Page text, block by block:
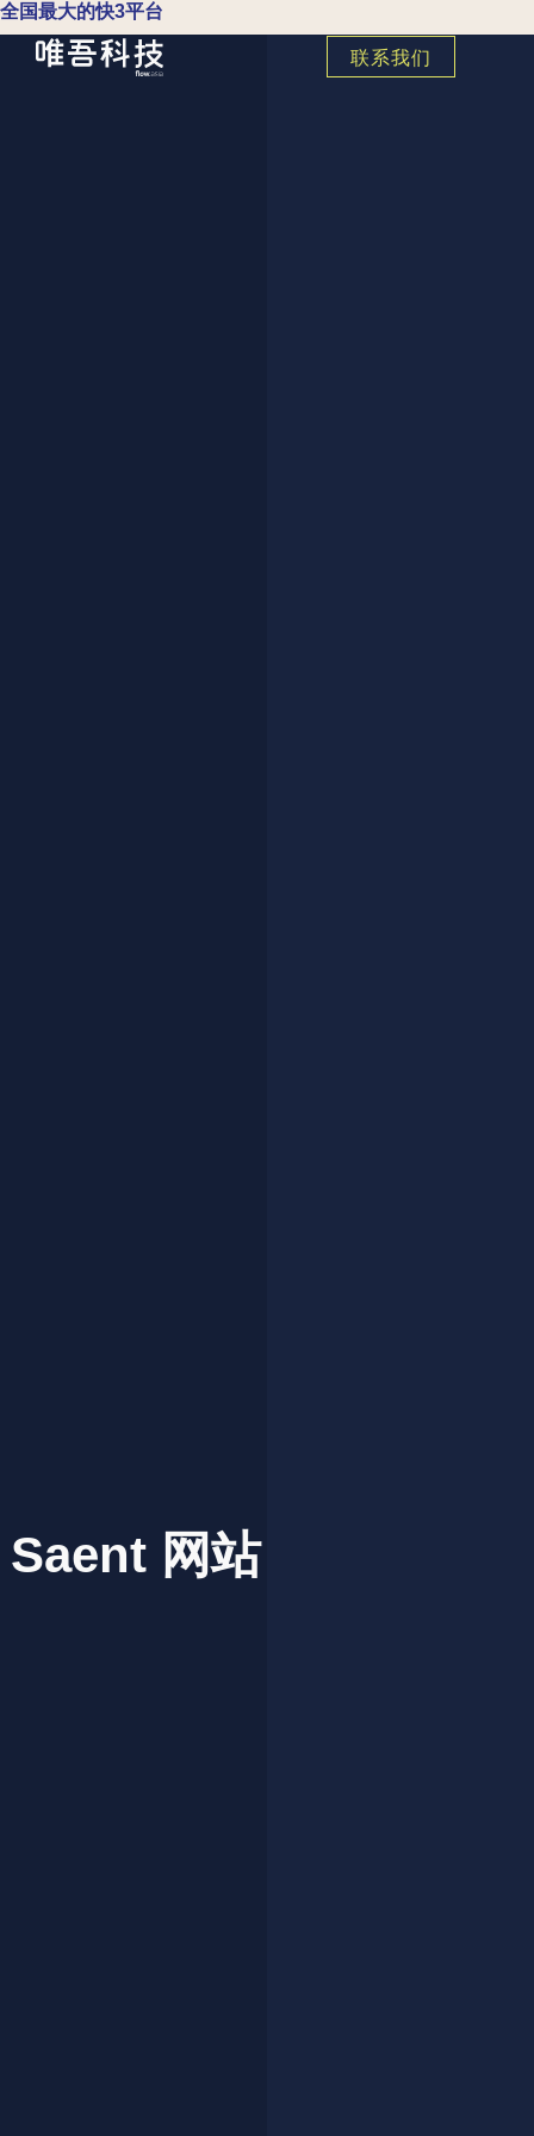
全国最大的快3平台
联系我们
Saent 网站